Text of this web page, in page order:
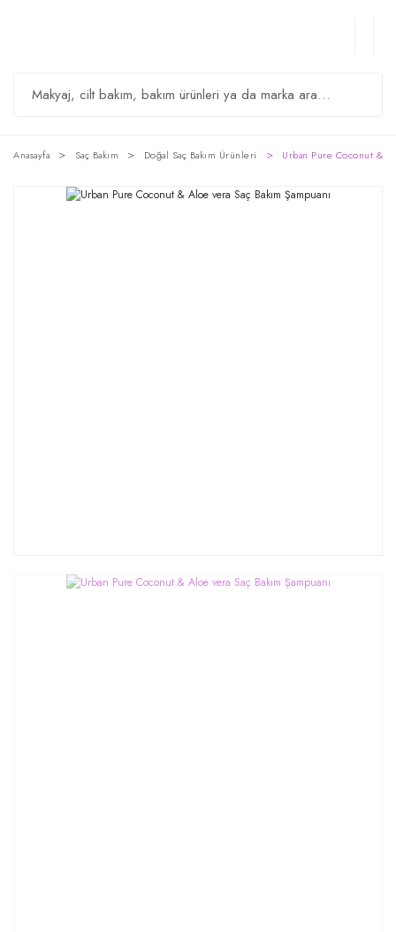
Anasayfa Saç Bakım Doğal Saç Bakım Ürünleri Urban Pure Coconut &